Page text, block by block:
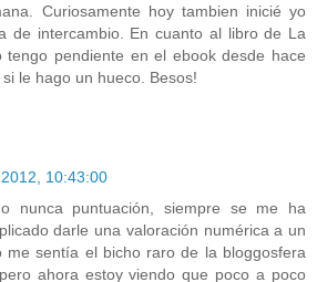
Curiosamente hoy tambien inicié yo
de intercambio. En cuanto al libro de La
tengo pendiente en el ebook desde hace
le hago un hueco. Besos!
10:43:00
nunca puntuación, siempre se me ha
darle una valoración numérica a un
me sentía el bicho raro de la bloggosfera
ahora estoy viendo que poco a poco